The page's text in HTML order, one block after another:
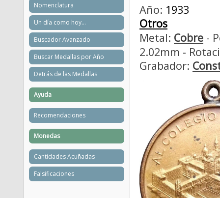
Año: 1933
Otros
Metal: Cobre -
2.02mm -
Grabador:
Nomenclatura
Un día como hoy...
Buscador Avanzado
Buscar Medallas por Año
Detrás de las Medallas
Ayuda
Recomendaciones
Monedas
Cantidades Acuñadas
Falsificaciones